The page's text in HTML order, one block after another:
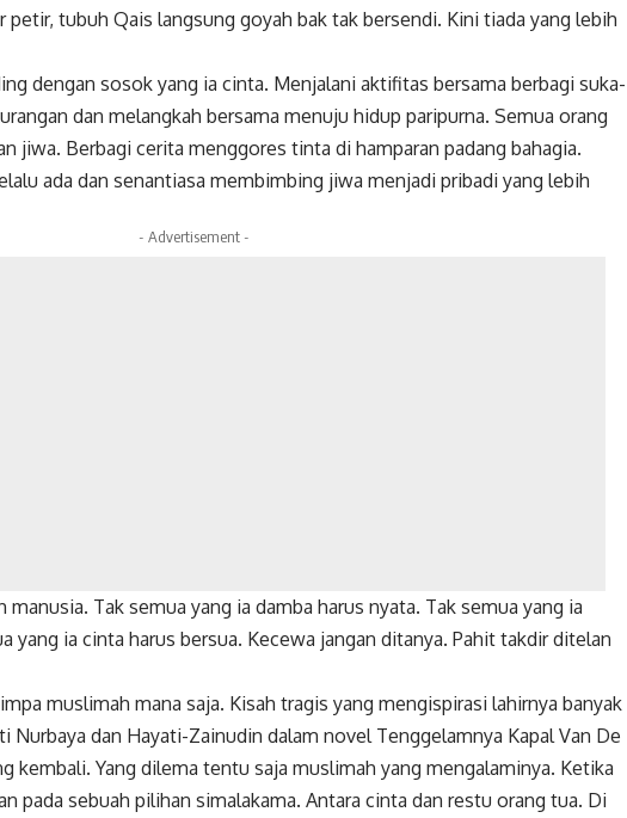
tubuh Qais langsung goyah bak tak bersendi. Kini tiada yang lebih
dengan sosok yang ia cinta. Menjalani aktifitas bersama berbagi suka-
dan melangkah bersama menuju hidup paripurna. Semua orang
jiwa. Berbagi cerita menggores tinta di hamparan padang bahagia.
ada dan senantiasa membimbing jiwa menjadi pribadi yang lebih
- Advertisement -
manusia. Tak semua yang ia damba harus nyata. Tak semua yang ia
yang ia cinta harus bersua. Kecewa jangan ditanya. Pahit takdir ditelan
muslimah mana saja. Kisah tragis yang mengispirasi lahirnya banyak
dan Hayati-Zainudin dalam novel Tenggelamnya Kapal Van De
kembali. Yang dilema tentu saja muslimah yang mengalaminya. Ketika
pada sebuah pilihan simalakama. Antara cinta dan restu orang tua. Di